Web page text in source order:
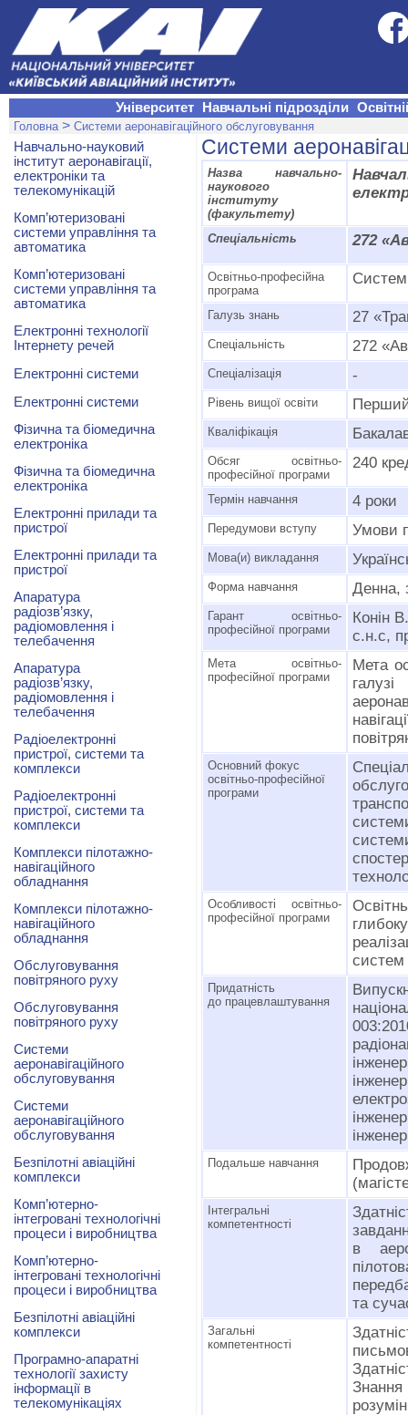
Університет Навчальні підрозділи
Головна > Системи аеронавігаційного обслуговування
Системи
Назва навчально-
наукового
інституту
(факультету)
Спеціальність 272
Освітньо-професійна
програма
Галузь знань 27
Спеціальність 272
Спеціалізація -
Рівень вищої освіти
Кваліфікація
Обсяг освітньо-
професійної програми
240
Термін навчання 4 роки
Передумови вступу Умови
Мова(и) викладання
Форма навчання Денна,
Гарант освітньо-
професійної програми
Конін
с.н.с,
Мета освітньо-
професійної програми
Мета
Основний фокус
освітньо-професійної
програми
Особливості освітньо-
професійної програми
систем
Придатність
до працевлаштування
Подальше навчання
Інтегральні
компетентності
в
та
Загальні
компетентності
Навчально-науковий
інститут аеронавігації,
електроніки та
телекомунікацій
Комп’ютеризовані
системи управління та
автоматика
Комп’ютеризовані
системи управління та
автоматика
Електронні технології
Інтернету речей
Електронні системи
Електронні системи
Фізична та біомедична
електроніка
Фізична та біомедична
електроніка
Електронні прилади та
пристрої
Електронні прилади та
пристрої
Апаратура
радіозв’язку,
радіомовлення і
телебачення
Апаратура
радіозв’язку,
радіомовлення і
телебачення
Радіоелектронні
пристрої, системи та
комплекси
Радіоелектронні
пристрої, системи та
комплекси
Комплекси пілотажно-
навігаційного
обладнання
Комплекси пілотажно-
навігаційного
обладнання
Обслуговування
повітряного руху
Обслуговування
повітряного руху
Системи
аеронавігаційного
обслуговування
Системи
аеронавігаційного
обслуговування
Безпілотні авіаційні
комплекси
Комп’ютерно-
інтегровані технологічні
процеси і виробництва
Комп’ютерно-
інтегровані технологічні
процеси і виробництва
Безпілотні авіаційні
комплекси
Програмно-апаратні
технології захисту
інформації в
телекомунікаціях